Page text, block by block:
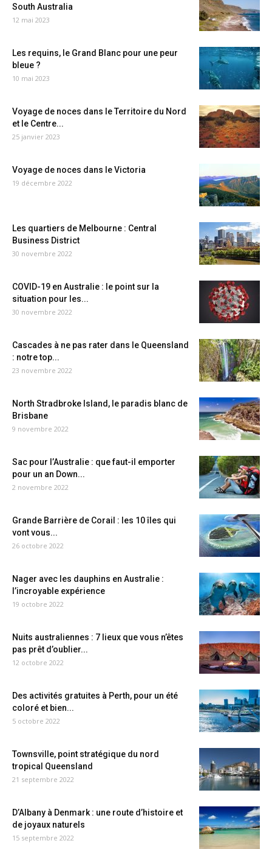
South Australia
12 mai 2023
Les requins, le Grand Blanc pour une peur
bleue ?
10 mai 2023
Voyage de noces dans le Territoire du Nord
et le Centre...
25 janvier 2023
Voyage de noces dans le Victoria
19 décembre 2022
Les quartiers de Melbourne : Central
Business District
30 novembre 2022
COVID-19 en Australie : le point sur la
situation pour les...
30 novembre 2022
Cascades à ne pas rater dans le Queensland
: notre top...
23 novembre 2022
North Stradbroke Island, le paradis blanc de
Brisbane
9 novembre 2022
Sac pour l’Australie : que faut-il emporter
pour un an Down...
2 novembre 2022
Grande Barrière de Corail : les 10 îles qui
vont vous...
26 octobre 2022
Nager avec les dauphins en Australie :
l’incroyable expérience
19 octobre 2022
Nuits australiennes : 7 lieux que vous n’êtes
pas prêt d’oublier...
12 octobre 2022
Des activités gratuites à Perth, pour un été
coloré et bien...
5 octobre 2022
Townsville, point stratégique du nord
tropical Queensland
21 septembre 2022
D’Albany à Denmark : une route d’histoire et
de joyaux naturels
15 septembre 2022